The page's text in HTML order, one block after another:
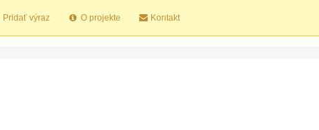
Pridať výraz O projekte Kontakt